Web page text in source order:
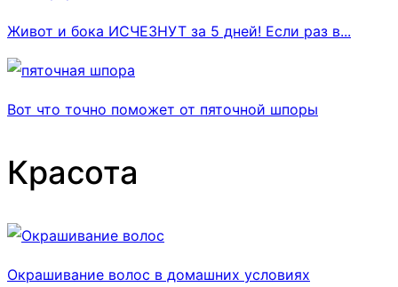
Живот и бока ИСЧЕЗНУТ за 5 дней! Если раз в...
Вот что точно поможет от пяточной шпоры
Красота
Окрашивание волос в домашних условиях